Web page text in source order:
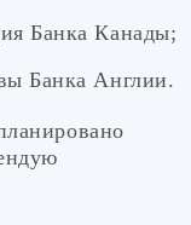
Банка Канады;
Банка Англии.